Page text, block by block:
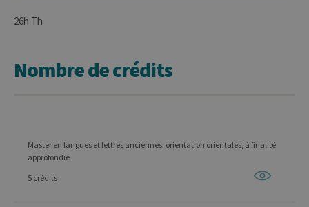
26h Th
Nombre de crédits
Master en langues et lettres anciennes, orientation orientales, à finalité
approfondie
5 crédits